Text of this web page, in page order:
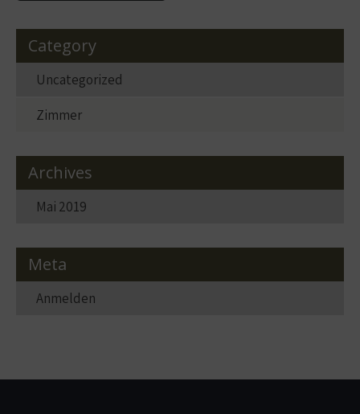
Category
Uncategorized
Zimmer
Archives
Mai 2019
Meta
Anmelden